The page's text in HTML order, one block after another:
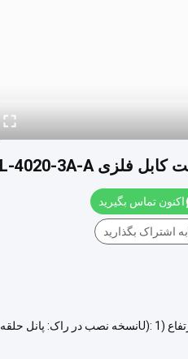
اکنون تماس بگیرید
به اشتراک بگذارید
ANSHI 19 اینچ 1U 8 پورت مدیریت کابل فلزی XL-4020-3A-A توضیحات محصول: قفل (اینچ): 19"واحد های ارتفاع (U): 1نسخه نصب در راک: پانل حلقه